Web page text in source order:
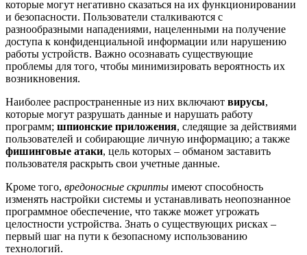
которые могут негативно сказаться на их функционировании
и безопасности. Пользователи сталкиваются с
разнообразными нападениями, нацеленными на получение
доступа к конфиденциальной информации или нарушению
работы устройств. Важно осознавать существующие
проблемы для того, чтобы минимизировать вероятность их
возникновения.
Наиболее распространенные из них включают вирусы,
которые могут разрушать данные и нарушать работу
программ; шпионские приложения, следящие за действиями
пользователей и собирающие личную информацию; а также
фишинговые атаки, цель которых – обманом заставить
пользователя раскрыть свои учетные данные.
Кроме того, вредоносные скрипты имеют способность
изменять настройки системы и устанавливать неопознанное
программное обеспечение, что также может угрожать
целостности устройства. Знать о существующих рисках –
первый шаг на пути к безопасному использованию
технологий.